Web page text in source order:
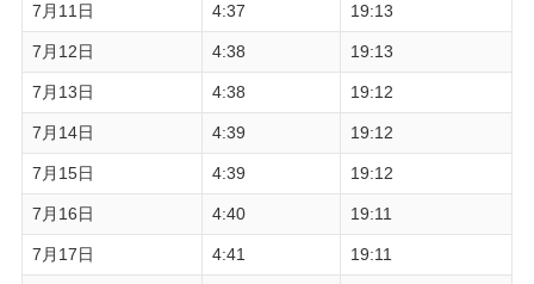
7月11日 4:37 19:13
7月12日 4:38 19:13
7月13日 4:38 19:12
7月14日 4:39 19:12
7月15日 4:39 19:12
7月16日 4:40 19:11
7月17日 4:41 19:11